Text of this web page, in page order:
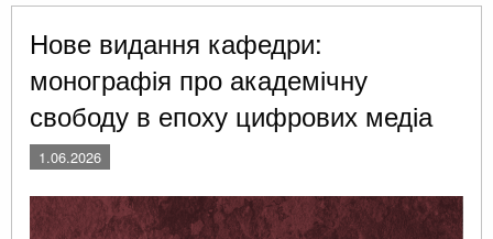
Нове видання кафедри:
монографія про академічну
свободу в епоху цифрових медіа
1.06.2026